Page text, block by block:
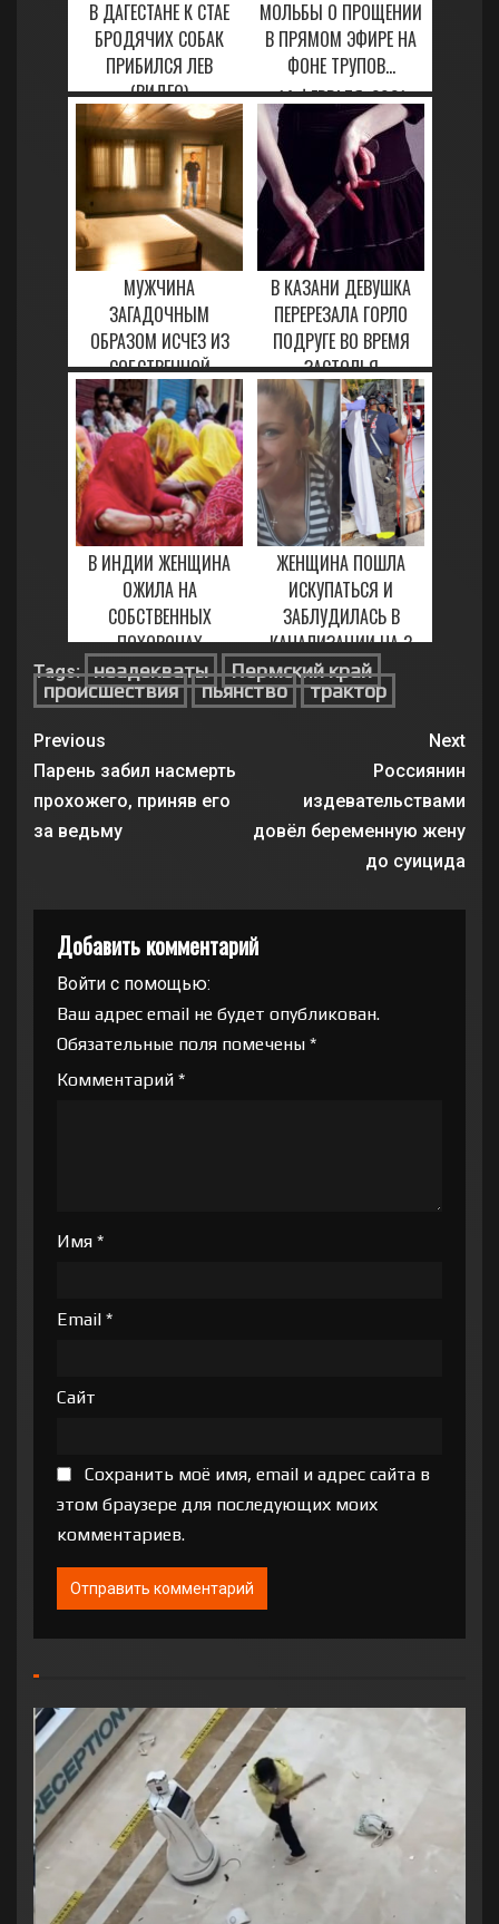
В ДАГЕСТАНЕ К СТАЕ
БРОДЯЧИХ СОБАК
ПРИБИЛСЯ ЛЕВ
(ВИДЕО)
26 ЯНВАРЯ, 2021
МОЛЬБЫ О ПРОЩЕНИИ
В ПРЯМОМ ЭФИРЕ НА
ФОНЕ ТРУПОВ...
14 ФЕВРАЛЯ, 2021
МУЖЧИНА
ЗАГАДОЧНЫМ
ОБРАЗОМ ИСЧЕЗ ИЗ
СОБСТВЕННОЙ
КВАРТИРЫ
17 ФЕВРАЛЯ, 2021
В КАЗАНИ ДЕВУШКА
ПЕРЕРЕЗАЛА ГОРЛО
ПОДРУГЕ ВО ВРЕМЯ
ЗАСТОЛЬЯ
23 ЯНВАРЯ, 2021
В ИНДИИ ЖЕНЩИНА
ОЖИЛА НА
СОБСТВЕННЫХ
ПОХОРОНАХ
27 ЯНВАРЯ, 2021
ЖЕНЩИНА ПОШЛА
ИСКУПАТЬСЯ И
ЗАБЛУДИЛАСЬ В
КАНАЛИЗАЦИИ НА 3
НЕДЕЛИ
1 АПРЕЛЯ, 2021
Tags: неадекваты
Пермский край
происшествия
пьянство трактор
Previous
Парень забил насмерть
прохожего, приняв его
за ведьму
Next
Россиянин
издевательствами
довёл беременную жену
до суицида
Добавить комментарий
Войти с помощью:
Ваш адрес email не будет опубликован.
Обязательные поля помечены *
Комментарий *
Имя *
Email *
Сайт
Сохранить моё имя, email и адрес сайта в
этом браузере для последующих моих
комментариев.